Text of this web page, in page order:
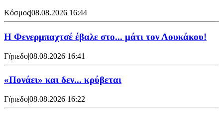
Κόσμος|08.08.2026 16:44
Η Φενερμπαχτσέ έβαλε στο... μάτι τον Λουκάκου!
Γήπεδο|08.08.2026 16:41
«Πονάει» και δεν... κρύβεται
Γήπεδο|08.08.2026 16:22